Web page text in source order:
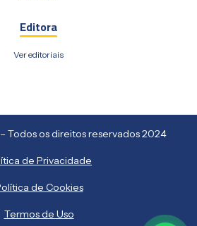
Editora
Ver editoriais
Todos os direitos reservados 2024
de Privacidade
de Cookies
Termos de Uso